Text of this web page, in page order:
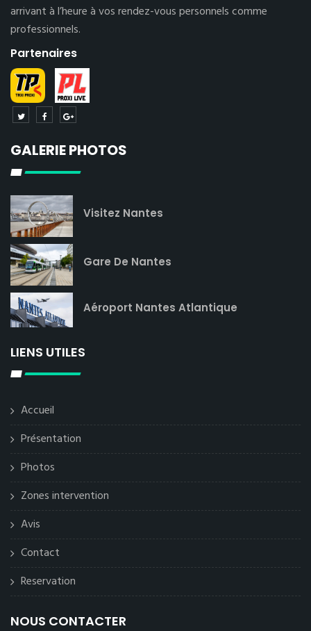
arrivant à l’heure à vos rendez-vous personnels comme
professionnels.
Partenaires
GALERIE PHOTOS
Visitez Nantes
Gare De Nantes
Aéroport Nantes Atlantique
LIENS UTILES
Accueil
Présentation
Photos
Zones intervention
Avis
Contact
Reservation
NOUS CONTACTER